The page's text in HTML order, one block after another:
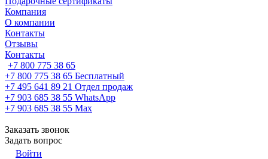
Компания
О компании
Контакты
Отзывы
Контакты
+7 800 775 38 65
+7 800 775 38 65 Бесплатный
+7 495 641 89 21 Отдел продаж
+7 903 685 38 55 WhatsApp
+7 903 685 38 55 Max
Заказать звонок
Задать вопрос
Войти